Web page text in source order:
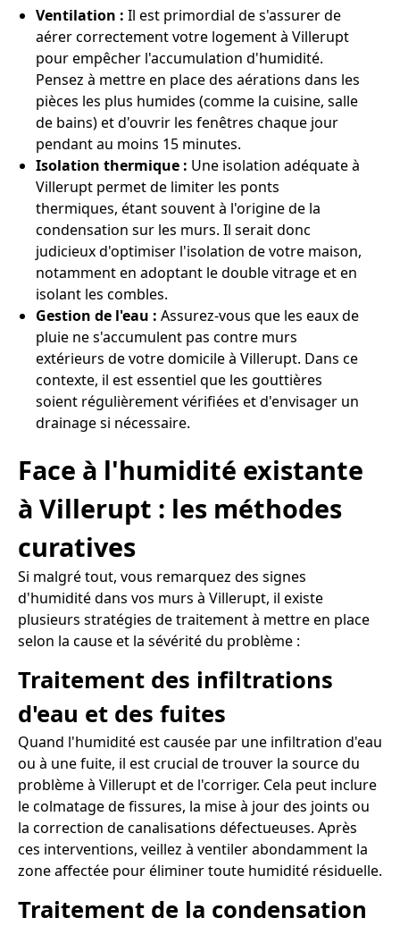
Ventilation : Il est primordial de s'assurer de
aérer correctement votre logement à Villerupt
pour empêcher l'accumulation d'humidité.
Pensez à mettre en place des aérations dans les
pièces les plus humides (comme la cuisine, salle
de bains) et d'ouvrir les fenêtres chaque jour
pendant au moins 15 minutes.
Isolation thermique : Une isolation adéquate à
Villerupt permet de limiter les ponts
thermiques, étant souvent à l'origine de la
condensation sur les murs. Il serait donc
judicieux d'optimiser l'isolation de votre maison,
notamment en adoptant le double vitrage et en
isolant les combles.
Gestion de l'eau : Assurez-vous que les eaux de
pluie ne s'accumulent pas contre murs
extérieurs de votre domicile à Villerupt. Dans ce
contexte, il est essentiel que les gouttières
soient régulièrement vérifiées et d'envisager un
drainage si nécessaire.
Face à l'humidité existante
à Villerupt : les méthodes
curatives
Si malgré tout, vous remarquez des signes
d'humidité dans vos murs à Villerupt, il existe
plusieurs stratégies de traitement à mettre en place
selon la cause et la sévérité du problème :
Traitement des infiltrations
d'eau et des fuites
Quand l'humidité est causée par une infiltration d'eau
ou à une fuite, il est crucial de trouver la source du
problème à Villerupt et de l'corriger. Cela peut inclure
le colmatage de fissures, la mise à jour des joints ou
la correction de canalisations défectueuses. Après
ces interventions, veillez à ventiler abondamment la
zone affectée pour éliminer toute humidité résiduelle.
Traitement de la condensation